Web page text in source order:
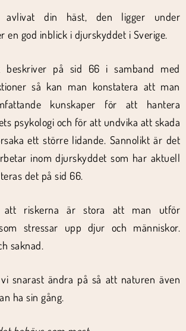
avlivat din häst, den ligger under
en god inblick i djurskyddet i Sverige.
beskriver på sid 66 i samband med
så kan man konstatera att man
kunskaper för att hantera
psykologi och för att undvika att skada
ett större lidande. Sannolikt är det
inom djurskyddet som har aktuell
det på sid 66.
riskerna är stora att man utför
stressar upp djur och människor.
saknad.
snarast ändra på så att naturen även
ha sin gång.